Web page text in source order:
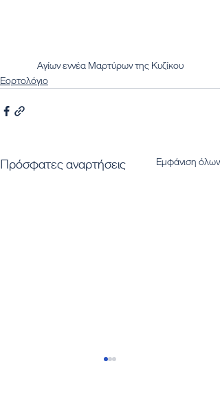
Αγίων εννέα Μαρτύρων της Κυζίκου
Εορτολόγιο
Πρόσφατες αναρτήσεις Εμφάνιση όλων